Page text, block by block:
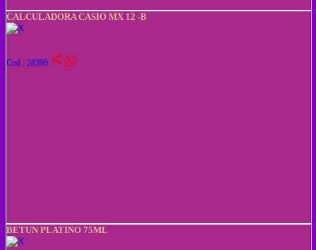
CALCULADORA CASIO MX 12 -B
Cod : 28390 share
BETUN PLATINO 75ML